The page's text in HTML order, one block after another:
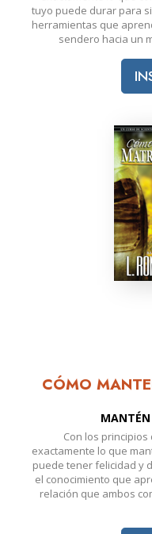
tuyo puede durar para
herramientas que
sendero hacia un
CÓMO
MANTÉN
Con los
exactamente lo que
puede tener felicidad y
el conocimiento que
relación que ambos